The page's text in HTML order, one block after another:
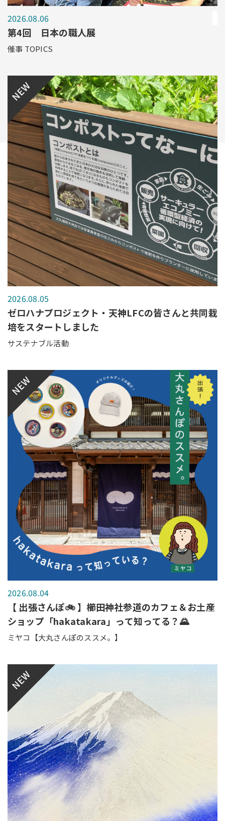
2026.08.06
第4回 日本の職人展
催事 TOPICS
NEW
2026.08.05
ゼロハナプロジェクト・天神LFCの皆さんと共同栽
培をスタートしました
サステナブル活動
NEW
2026.08.04
【 出張さんぽ🚲 】櫛田神社参道のカフェ＆お土産
ショップ「hakatakara」って知ってる？🌄
ミヤコ【大丸さんぽのススメ。】
NEW